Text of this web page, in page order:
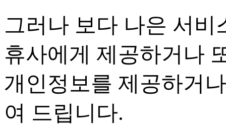
그러나 보다 나은 서
휴사에게 제공하거나
개인정보를 제공하거
여 드립니다.